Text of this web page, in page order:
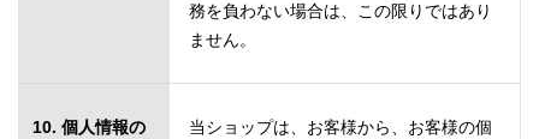
務を負わない場合は、この限りではあり
ません。
10. 個人情報の
当ショップは、お客様から、お客様の個